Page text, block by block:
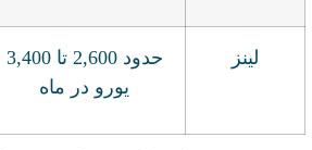
لینز
حدود 2,600 تا 3,400
یورو در ماه